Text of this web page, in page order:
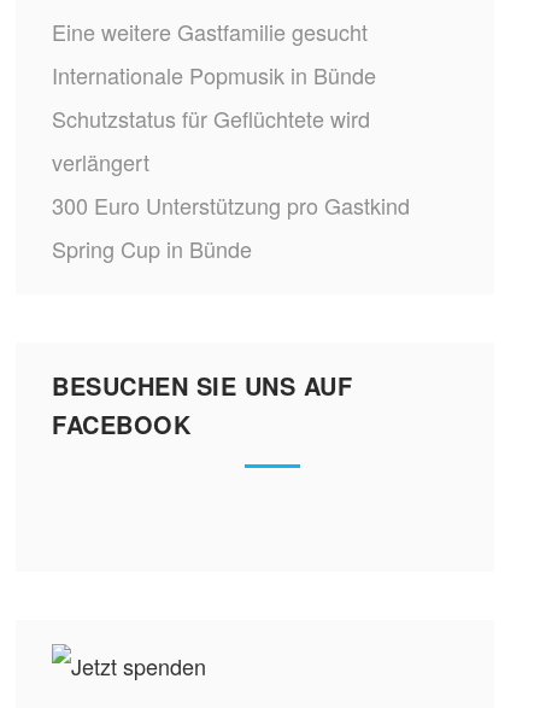
Eine weitere Gastfamilie gesucht
Internationale Popmusik in Bünde
Schutzstatus für Geflüchtete wird
verlängert
300 Euro Unterstützung pro Gastkind
Spring Cup in Bünde
BESUCHEN SIE UNS AUF
FACEBOOK